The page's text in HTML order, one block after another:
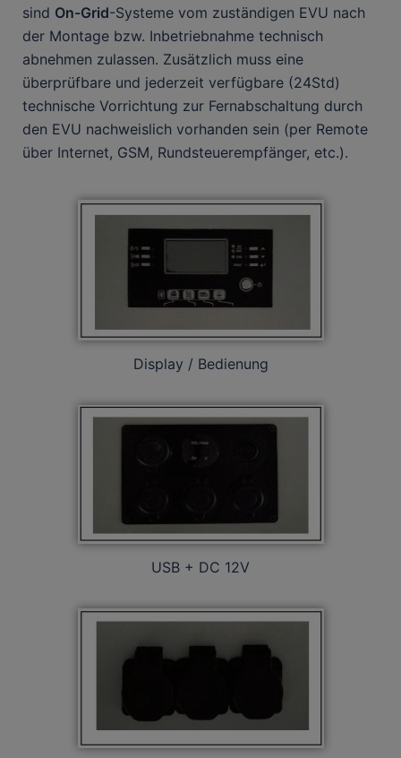
sind On-Grid-Systeme vom zuständigen EVU nach
der Montage bzw. Inbetriebnahme technisch
abnehmen zulassen. Zusätzlich muss eine
überprüfbare und jederzeit verfügbare (24Std)
technische Vorrichtung zur Fernabschaltung durch
den EVU nachweislich vorhanden sein (per Remote
über Internet, GSM, Rundsteuerempfänger, etc.).
Display / Bedienung
USB + DC 12V